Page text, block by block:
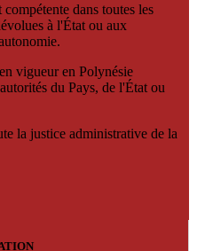
dans toutes les
à l'État ou aux
vigueur en Polynésie
du Pays, de l'État ou
la justice administrative de la